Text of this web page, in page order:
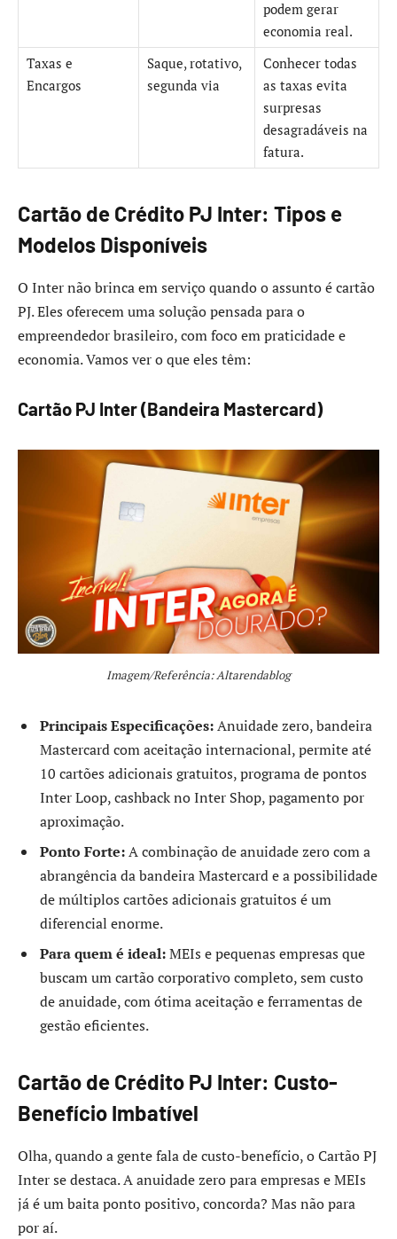
podem gerar
economia real.
Taxas e
Encargos
Saque, rotativo,
segunda via
Conhecer todas
as taxas evita
surpresas
desagradáveis na
fatura.
Cartão de Crédito PJ Inter: Tipos e
Modelos Disponíveis
O Inter não brinca em serviço quando o assunto é cartão
PJ. Eles oferecem uma solução pensada para o
empreendedor brasileiro, com foco em praticidade e
economia. Vamos ver o que eles têm:
Cartão PJ Inter (Bandeira Mastercard)
Imagem/Referência: Altarendablog
Principais Especificações:Anuidade zero, bandeira
Mastercard com aceitação internacional, permite até
10 cartões adicionais gratuitos, programa de pontos
Inter Loop, cashback no Inter Shop, pagamento por
aproximação.
Ponto Forte:A combinação de anuidade zero com a
abrangência da bandeira Mastercard e a possibilidade
de múltiplos cartões adicionais gratuitos é um
diferencial enorme.
Para quem é ideal:MEIs e pequenas empresas que
buscam um cartão corporativo completo, sem custo
de anuidade, com ótima aceitação e ferramentas de
gestão eficientes.
Cartão de Crédito PJ Inter: Custo-
Benefício Imbatível
Olha, quando a gente fala de custo-benefício, o Cartão PJ
Inter se destaca. A anuidade zero para empresas e MEIs
já é um baita ponto positivo, concorda? Mas não para
por aí.